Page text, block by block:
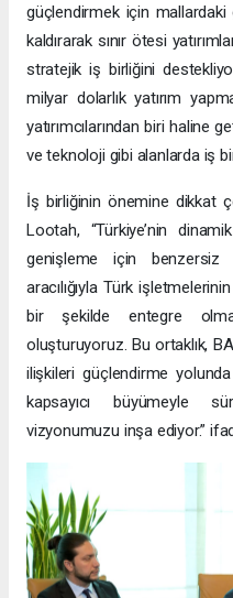
güçlendirmek için mallardaki
kaldırarak sınır ötesi
stratejik iş birliğini
milyar dolarlık yatırım
yatırımcılarından biri haline
ve teknoloji gibi alanlarda iş
İş birliğinin önemine dikkat
Lootah, “Türkiye’nin
genişleme için benzersiz
aracılığıyla Türk
bir şekilde entegre
oluşturuyoruz. Bu ortaklık,
ilişkileri güçlendirme
kapsayıcı büyümeyle
vizyonumuzu inşa ediyor.”